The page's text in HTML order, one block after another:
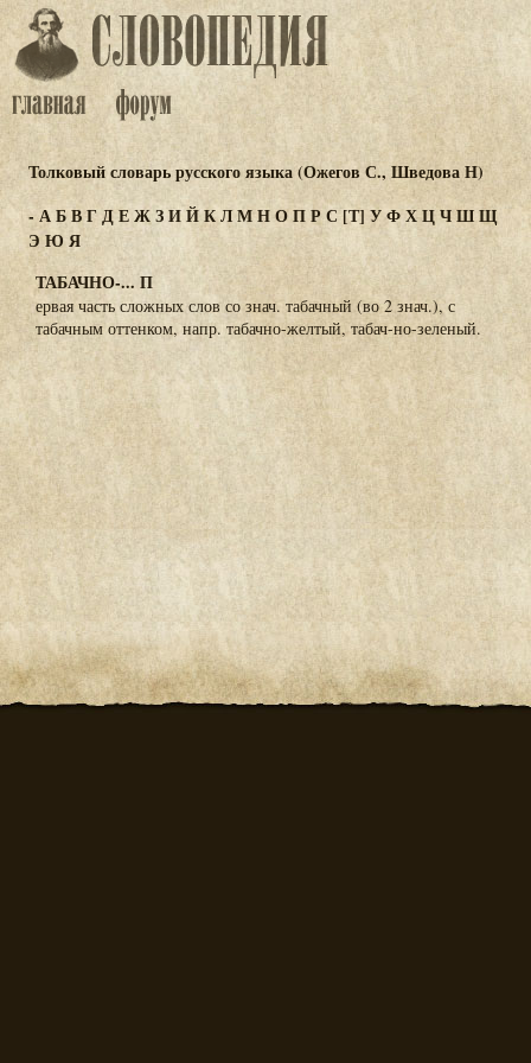
Толковый словарь русского языка (Ожегов С., Шведова Н)
-АБВГДЕЖЗИЙКЛМНОПР С[Т] УФХЦЧШЩ
Э Ю Я
ТАБАЧНО-... П
ервая часть сложных слов со знач. табачный (во 2 знач.), с
табачным оттенком, напр. табачно-желтый, табач-но-зеленый.